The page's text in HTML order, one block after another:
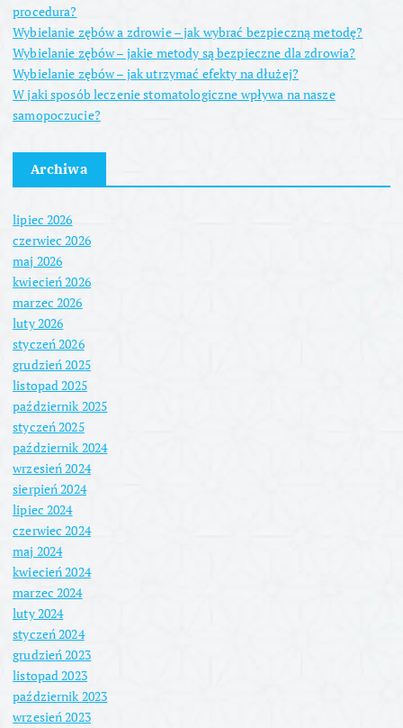
procedura?
Wybielanie zębów a zdrowie – jak wybrać bezpieczną metodę?
Wybielanie zębów – jakie metody są bezpieczne dla zdrowia?
Wybielanie zębów – jak utrzymać efekty na dłużej?
W jaki sposób leczenie stomatologiczne wpływa na nasze
samopoczucie?
Archiwa
lipiec 2026
czerwiec 2026
maj 2026
kwiecień 2026
marzec 2026
luty 2026
styczeń 2026
grudzień 2025
listopad 2025
październik 2025
styczeń 2025
październik 2024
wrzesień 2024
sierpień 2024
lipiec 2024
czerwiec 2024
maj 2024
kwiecień 2024
marzec 2024
luty 2024
styczeń 2024
grudzień 2023
listopad 2023
październik 2023
wrzesień 2023